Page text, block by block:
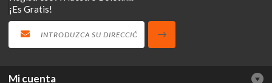
¡Es Gratis!
Mi cuenta